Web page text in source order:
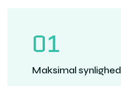
01
Maksimal synlighed